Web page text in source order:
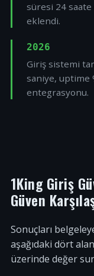
süresi 24 saate
eklendi.
2026
Giriş sistemi
saniye, uptime
entegrasyonu.
1King Giriş
Güven
Sonuçları
aşağıdaki dört
üzerinde değer